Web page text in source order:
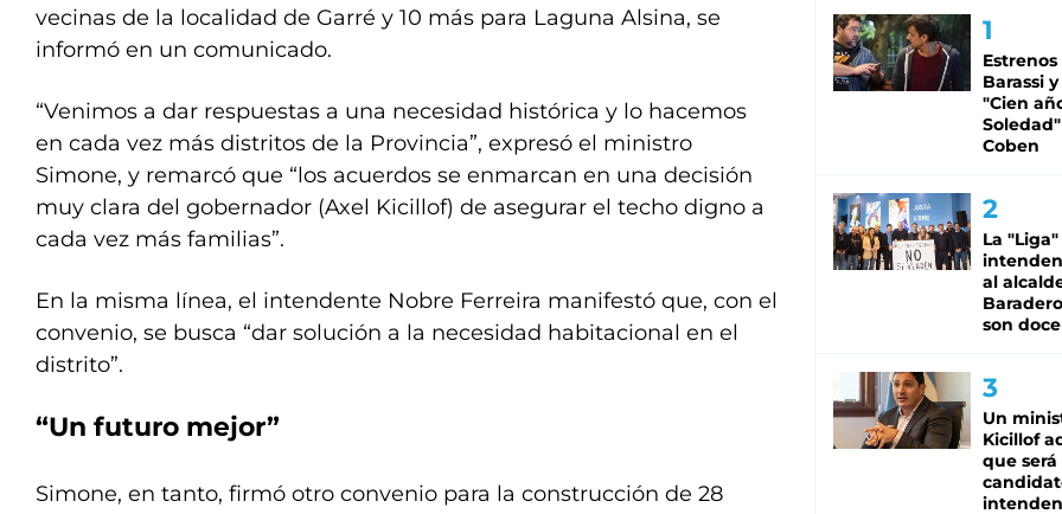
vecinas de la localidad de Garré y 10 más para Laguna Alsina, se
informó en un comunicado.
“Venimos a dar respuestas a una necesidad histórica y lo hacemos
en cada vez más distritos de la Provincia”, expresó el ministro
Simone, y remarcó que “los acuerdos se enmarcan en una decisión
muy clara del gobernador (Axel Kicillof) de asegurar el techo digno a
cada vez más familias”.
En la misma línea, el intendente Nobre Ferreira manifestó que, con el
convenio, se busca “dar solución a la necesidad habitacional en el
distrito”.
“Un futuro mejor”
Simone, en tanto, firmó otro convenio para la construcción de 28
Estrenos
Barassi
"Cien
Coben
La
al
son doce
Un
Kicillof
que será